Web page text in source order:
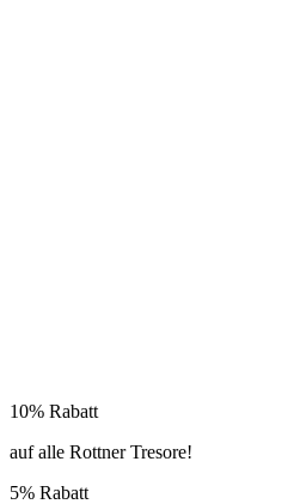
10% Rabatt
auf alle Rottner Tresore!
5% Rabatt